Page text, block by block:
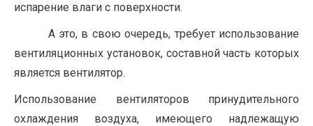
испарение влаги с поверхности.
А это, в свою очередь, требует использование
вентиляционных установок, составной часть которых
является вентилятор.
Использование вентиляторов принудительного
охлаждения воздуха, имеющего надлежащую